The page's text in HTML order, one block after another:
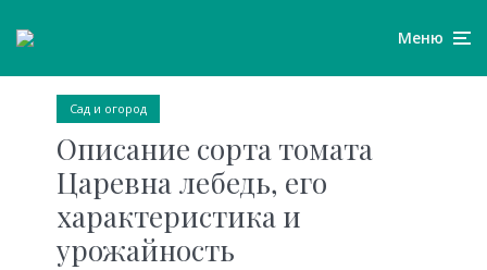
Меню
Сад и огород
Описание сорта томата
Царевна лебедь, его
характеристика и
урожайность